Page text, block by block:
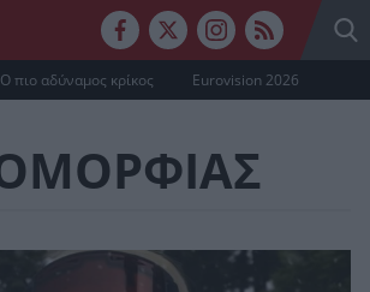
Ο πιο αδύναμος κρίκος Eurovision 2026